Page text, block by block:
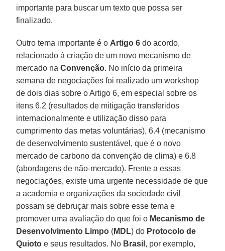
importante para buscar um texto que possa ser
finalizado.
Outro tema importante é o Artigo 6 do acordo,
relacionado à criação de um novo mecanismo de
mercado naConvenção. No início da primeira
semana de negociações foi realizado um workshop
de dois dias sobre o Artigo 6, em especial sobre os
itens 6.2 (resultados de mitigação transferidos
internacionalmente e utilização disso para
cumprimento das metas voluntárias), 6.4 (mecanismo
de desenvolvimento sustentável, que é o novo
mercado de carbono da convenção de clima) e 6.8
(abordagens de não-mercado). Frente a essas
negociações, existe uma urgente necessidade de que
a academia e organizações da sociedade civil
possam se debruçar mais sobre esse tema e
promover uma avaliação do que foi o Mecanismo de
Desenvolvimento Limpo (MDL) do Protocolo de
Quioto e seus resultados. No Brasil , por exemplo,